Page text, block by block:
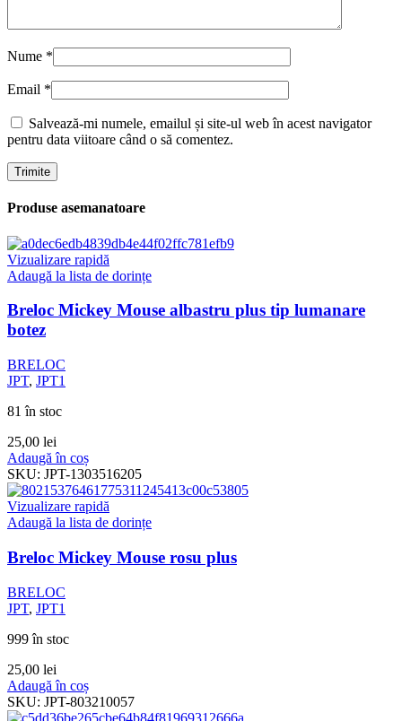
Nume *
Email *
Salvează-mi numele, emailul și site-ul web în acest navigator
pentru data viitoare când o să comentez.
Produse asemanatoare
Vizualizare rapidă
Adaugă la lista de dorințe
Breloc Mickey Mouse albastru plus tip lumanare
botez
BRELOC
JPT, JPT1
81 în stoc
25,00 lei
Adaugă în coș
SKU: JPT-1303516205
Vizualizare rapidă
Adaugă la lista de dorințe
Breloc Mickey Mouse rosu plus
BRELOC
JPT, JPT1
999 în stoc
25,00 lei
Adaugă în coș
SKU: JPT-803210057